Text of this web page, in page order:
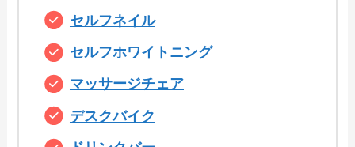
セルフネイル
セルフホワイトニング
マッサージチェア
デスクバイク